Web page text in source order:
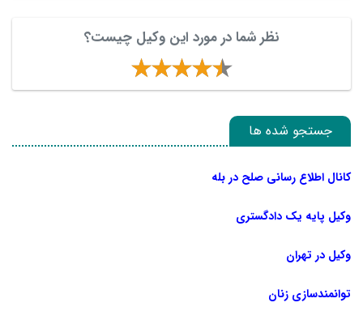
نظر شما در مورد این وکیل چیست؟
جستجو شده ها
کانال اطلاع رسانی صلح در بله
وکیل پایه یک دادگستری
وکیل در تهران
توانمندسازی زنان